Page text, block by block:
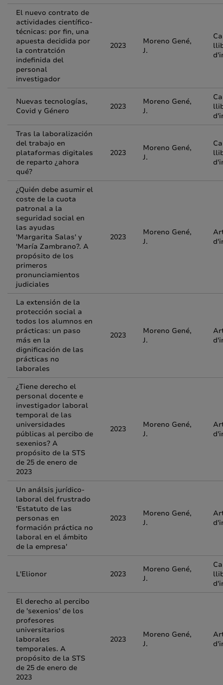
El nuevo contrato de
actividades científico-
técnicas: por fin, una
apuesta decidida por
la contratción
indefinida del
personal
investigador
2023
Moreno Gené,
J.
Nuevas tecnologías,
Covid y Género
2023
Moreno Gené,
J.
Tras la laboralización
del trabajo en
plataformas digitales
de reparto ¿ahora
qué?
2023
Moreno Gené,
J.
¿Quién debe asumir el
coste de la cuota
patronal a la
seguridad social en
las ayudas
'Margarita Salas' y
'María Zambrano?. A
propósito de los
primeros
pronunciamientos
judiciales
2023
Moreno Gené,
J.
La extensión de la
protección social a
todos los alumnos en
prácticas: un paso
más en la
dignificación de las
prácticas no
laborales
2023
Moreno Gené,
J.
¿Tiene derecho el
personal docente e
investigador laboral
temporal de las
universidades
públicas al percibo de
sexenios? A
propósito de la STS
de 25 de enero de
2023
2023
Moreno Gené,
J.
Un análsis jurídico-
laboral del frustrado
'Estatuto de las
personas en
formación práctica no
laboral en el ámbito
de la empresa'
2023
Moreno Gené,
J.
L'Elionor 2023
Moreno Gené,
J.
El derecho al percibo
de 'sexenios' de los
profesores
universitarios
laborales
temporales. A
propósito de la STS
de 25 de enero de
2023
2023
Moreno Gené,
J.